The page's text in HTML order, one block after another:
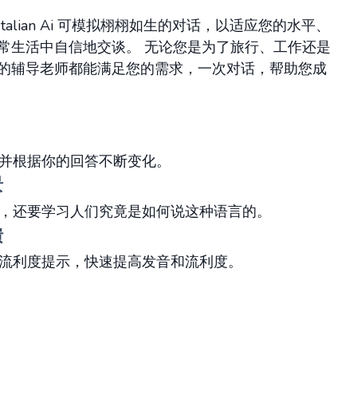
Ai 可模拟栩栩如生的对话，以适应您的水平、
生活中自信地交谈。 无论您是为了旅行、工作还是
辅导老师都能满足您的需求，一次对话，帮助您成
根据你的回答不断变化。
还要学习人们究竟是如何说这种语言的。
利度提示，快速提高发音和流利度。